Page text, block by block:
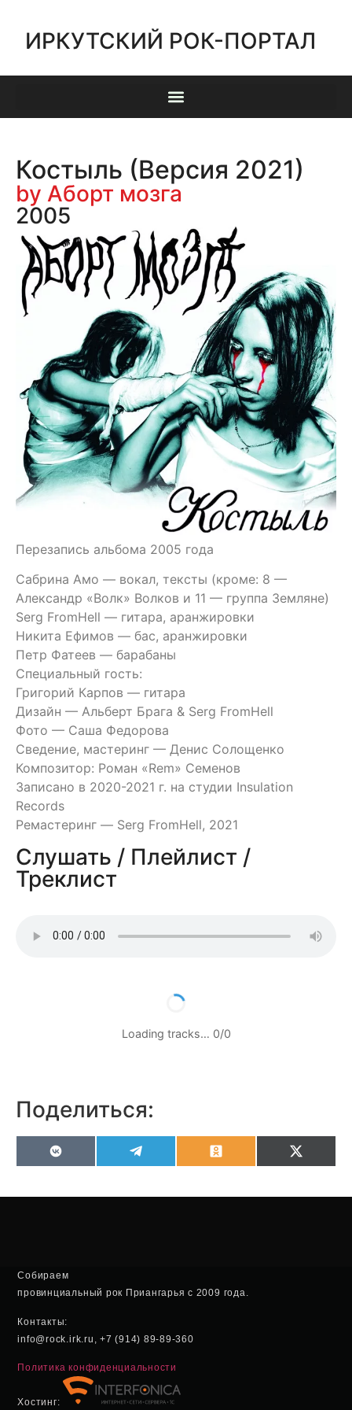
ИРКУТСКИЙ РОК-ПОРТАЛ
Костыль (Версия 2021)
by Аборт мозга
2005
Перезапись альбома 2005 года
Сабрина Амо — вокал, тексты (кроме: 8 —
Александр «Волк» Волков и 11 — группа Земляне)
Serg FromHell — гитара, аранжировки
Никита Ефимов — бас, аранжировки
Петр Фатеев — барабаны
Специальный гость:
Григорий Карпов — гитара
Дизайн — Альберт Брага & Serg FromHell
Фото — Саша Федорова
Сведение, мастеринг — Денис Солощенко
Композитор: Роман «Rem» Семенов
Записано в 2020-2021 г. на студии Insulation
Records
Ремастеринг — Serg FromHell, 2021
Слушать / Плейлист /
Треклист
Loading tracks… 0/0
Поделиться:
VK OdnoklassnikiX
Собираем
провинциальный рок Приангарья с 2009 года.
Контакты:
info@rock.irk.ru, +7 (914) 89-89-360
Политика конфиденциальности
Хостинг: